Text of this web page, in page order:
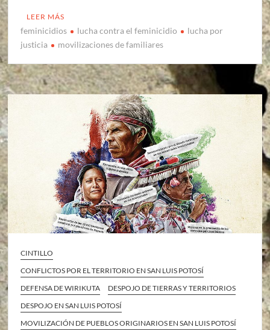
LEER MÁS
feminicidios lucha contra el feminicidio
lucha por
justicia
movilizaciones de familiares
CINTILLO
CONFLICTOS POR EL TERRITORIO EN SAN LUIS POTOSÍ
DEFENSA DE WIRIKUTA
DESPOJO DE TIERRAS Y TERRITORIOS
DESPOJO EN SAN LUIS POTOSÍ
MOVILIZACIÓN DE PUEBLOS ORIGINARIOS EN SAN LUIS POTOSÍ